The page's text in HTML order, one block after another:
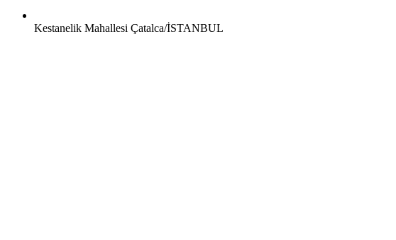
Kestanelik Mahallesi Çatalca/İSTANBUL